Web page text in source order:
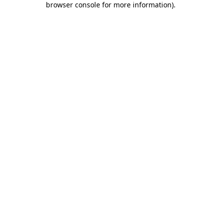
browser console for more information).